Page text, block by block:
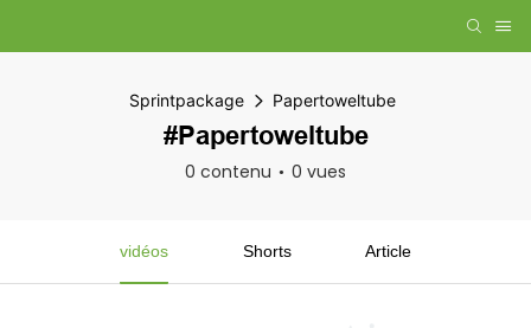
Sprintpackage Papertoweltube
#Papertoweltube
0 contenu 0 vues
vidéos Shorts Article